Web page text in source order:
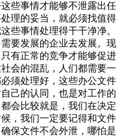
些事情才能够不泄露出任
理的妥当，就必须找值得
些事情处理得干干净净。
要发展的企业去发展。现
有正常的竞争才能够促进
会的混乱，人们都需要一
须处理好，这些办公文件
己的认同，也是对工作的
会比较就是，我们在决定
，我们一定要记得和文件
保文件不会外泄，哪怕是